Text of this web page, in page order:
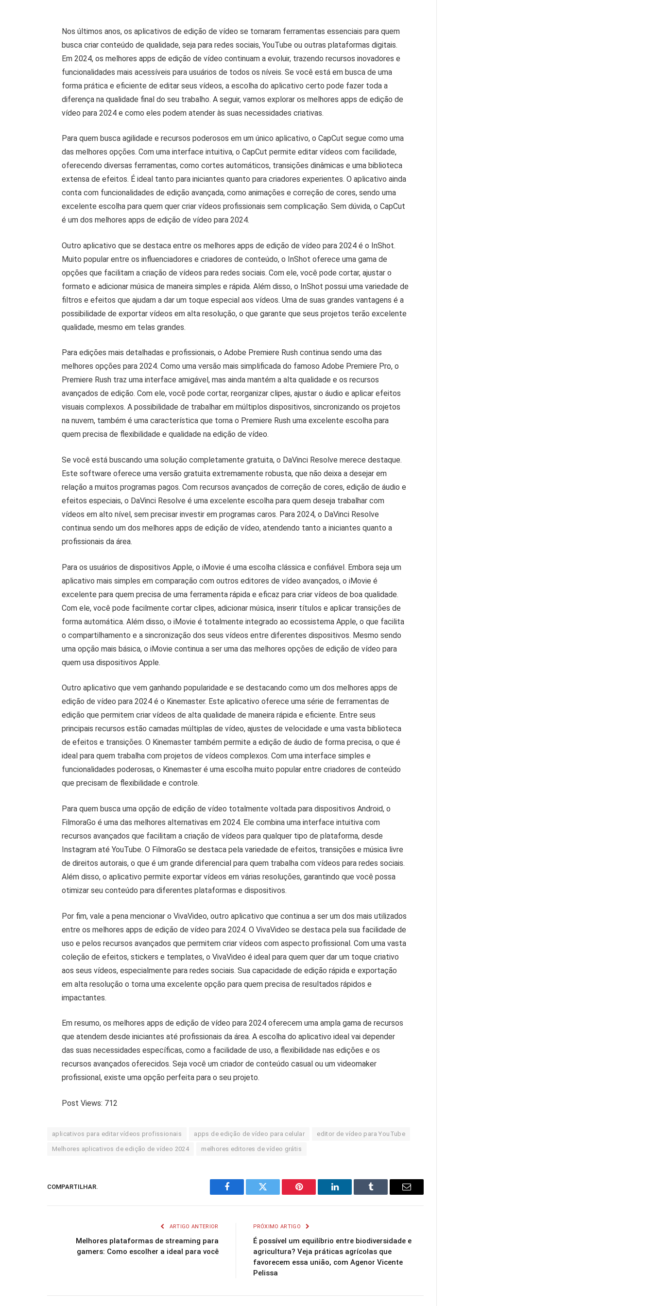
Nos últimos anos, os aplicativos de edição de vídeo se tornaram ferramentas essenciais para quem
busca criar conteúdo de qualidade, seja para redes sociais, YouTube ou outras plataformas digitais.
Em 2024, os melhores apps de edição de vídeo continuam a evoluir, trazendo recursos inovadores e
funcionalidades mais acessíveis para usuários de todos os níveis. Se você está em busca de uma
forma prática e eficiente de editar seus vídeos, a escolha do aplicativo certo pode fazer toda a
diferença na qualidade final do seu trabalho. A seguir, vamos explorar os melhores apps de edição de
vídeo para 2024 e como eles podem atender às suas necessidades criativas.
Para quem busca agilidade e recursos poderosos em um único aplicativo, o CapCut segue como uma
das melhores opções. Com uma interface intuitiva, o CapCut permite editar vídeos com facilidade,
oferecendo diversas ferramentas, como cortes automáticos, transições dinâmicas e uma biblioteca
extensa de efeitos. É ideal tanto para iniciantes quanto para criadores experientes. O aplicativo ainda
conta com funcionalidades de edição avançada, como animações e correção de cores, sendo uma
excelente escolha para quem quer criar vídeos profissionais sem complicação. Sem dúvida, o CapCut
é um dos melhores apps de edição de vídeo para 2024.
Outro aplicativo que se destaca entre os melhores apps de edição de vídeo para 2024 é o InShot.
Muito popular entre os influenciadores e criadores de conteúdo, o InShot oferece uma gama de
opções que facilitam a criação de vídeos para redes sociais. Com ele, você pode cortar, ajustar o
formato e adicionar música de maneira simples e rápida. Além disso, o InShot possui uma variedade de
filtros e efeitos que ajudam a dar um toque especial aos vídeos. Uma de suas grandes vantagens é a
possibilidade de exportar vídeos em alta resolução, o que garante que seus projetos terão excelente
qualidade, mesmo em telas grandes.
Para edições mais detalhadas e profissionais, o Adobe Premiere Rush continua sendo uma das
melhores opções para 2024. Como uma versão mais simplificada do famoso Adobe Premiere Pro, o
Premiere Rush traz uma interface amigável, mas ainda mantém a alta qualidade e os recursos
avançados de edição. Com ele, você pode cortar, reorganizar clipes, ajustar o áudio e aplicar efeitos
visuais complexos. A possibilidade de trabalhar em múltiplos dispositivos, sincronizando os projetos
na nuvem, também é uma característica que torna o Premiere Rush uma excelente escolha para
quem precisa de flexibilidade e qualidade na edição de vídeo.
Se você está buscando uma solução completamente gratuita, o DaVinci Resolve merece destaque.
Este software oferece uma versão gratuita extremamente robusta, que não deixa a desejar em
relação a muitos programas pagos. Com recursos avançados de correção de cores, edição de áudio e
efeitos especiais, o DaVinci Resolve é uma excelente escolha para quem deseja trabalhar com
vídeos em alto nível, sem precisar investir em programas caros. Para 2024, o DaVinci Resolve
continua sendo um dos melhores apps de edição de vídeo, atendendo tanto a iniciantes quanto a
profissionais da área.
Para os usuários de dispositivos Apple, o iMovie é uma escolha clássica e confiável. Embora seja um
aplicativo mais simples em comparação com outros editores de vídeo avançados, o iMovie é
excelente para quem precisa de uma ferramenta rápida e eficaz para criar vídeos de boa qualidade.
Com ele, você pode facilmente cortar clipes, adicionar música, inserir títulos e aplicar transições de
forma automática. Além disso, o iMovie é totalmente integrado ao ecossistema Apple, o que facilita
o compartilhamento e a sincronização dos seus vídeos entre diferentes dispositivos. Mesmo sendo
uma opção mais básica, o iMovie continua a ser uma das melhores opções de edição de vídeo para
quem usa dispositivos Apple.
Outro aplicativo que vem ganhando popularidade e se destacando como um dos melhores apps de
edição de vídeo para 2024 é o Kinemaster. Este aplicativo oferece uma série de ferramentas de
edição que permitem criar vídeos de alta qualidade de maneira rápida e eficiente. Entre seus
principais recursos estão camadas múltiplas de vídeo, ajustes de velocidade e uma vasta biblioteca
de efeitos e transições. O Kinemaster também permite a edição de áudio de forma precisa, o que é
ideal para quem trabalha com projetos de vídeos complexos. Com uma interface simples e
funcionalidades poderosas, o Kinemaster é uma escolha muito popular entre criadores de conteúdo
que precisam de flexibilidade e controle.
Para quem busca uma opção de edição de vídeo totalmente voltada para dispositivos Android, o
FilmoraGo é uma das melhores alternativas em 2024. Ele combina uma interface intuitiva com
recursos avançados que facilitam a criação de vídeos para qualquer tipo de plataforma, desde
Instagram até YouTube. O FilmoraGo se destaca pela variedade de efeitos, transições e música livre
de direitos autorais, o que é um grande diferencial para quem trabalha com vídeos para redes sociais.
Além disso, o aplicativo permite exportar vídeos em várias resoluções, garantindo que você possa
otimizar seu conteúdo para diferentes plataformas e dispositivos.
Por fim, vale a pena mencionar o VivaVideo, outro aplicativo que continua a ser um dos mais utilizados
entre os melhores apps de edição de vídeo para 2024. O VivaVideo se destaca pela sua facilidade de
uso e pelos recursos avançados que permitem criar vídeos com aspecto profissional. Com uma vasta
coleção de efeitos, stickers e templates, o VivaVideo é ideal para quem quer dar um toque criativo
aos seus vídeos, especialmente para redes sociais. Sua capacidade de edição rápida e exportação
em alta resolução o torna uma excelente opção para quem precisa de resultados rápidos e
impactantes.
Em resumo, os melhores apps de edição de vídeo para 2024 oferecem uma ampla gama de recursos
que atendem desde iniciantes até profissionais da área. A escolha do aplicativo ideal vai depender
das suas necessidades específicas, como a facilidade de uso, a flexibilidade nas edições e os
recursos avançados oferecidos. Seja você um criador de conteúdo casual ou um videomaker
profissional, existe uma opção perfeita para o seu projeto.
Post Views: 712
aplicativos para editar vídeos profissionais apps de edição de vídeo para celular editor de vídeo para YouTube
Melhores aplicativos de edição de vídeo 2024 melhores editores de vídeo grátis
COMPARTILHAR.
Facebook Twitter Pinterest LinkedIn Tumblr Email
ARTIGO ANTERIOR
Melhores plataformas de streaming para
gamers: Como escolher a ideal para você
PRÓXIMO ARTIGO
É possível um equilíbrio entre biodiversidade e
agricultura? Veja práticas agrícolas que
favorecem essa união, com Agenor Vicente
Pelissa